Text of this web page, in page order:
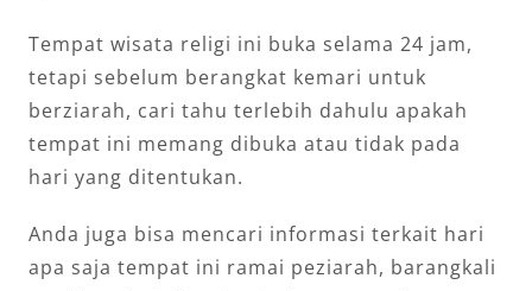
Tempat wisata religi ini buka selama 24 jam,
tetapi sebelum berangkat kemari untuk
berziarah, cari tahu terlebih dahulu apakah
tempat ini memang dibuka atau tidak pada
hari yang ditentukan.
Anda juga bisa mencari informasi terkait hari
apa saja tempat ini ramai peziarah, barangkali